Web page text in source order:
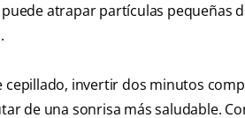
puede atrapar partículas pequeñas
cepillado, invertir dos minutos
de una sonrisa más saludable.